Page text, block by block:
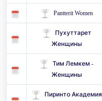
Pantterit Women
Пухуттарет
Женщины
Тим Лемкем -
Женщины
Пиринто Академия